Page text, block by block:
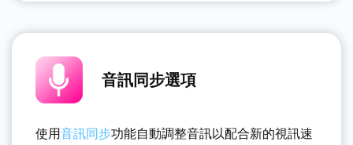
音訊同步選項
使用音訊同步功能自動調整音訊以配合新的視訊速